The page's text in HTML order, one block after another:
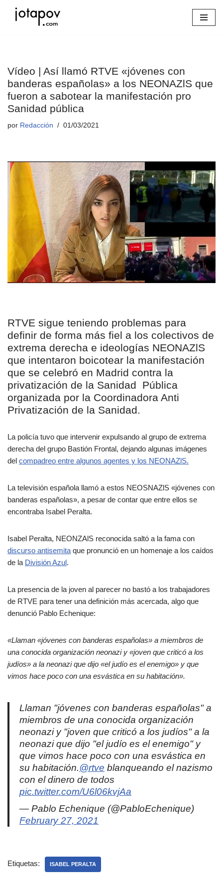
Vídeo | Así llamó RTVE «jóvenes con
banderas españolas» a los NEONAZlS que
fueron a sabotear la manifestación pro
Sanidad pública
por Redacción 01/03/2021
RTVE sigue teniendo problemas para
definir de forma más fiel a los colectivos de
extrema derecha e ideologías NEONAZlS
que intentaron boicotear la manifestación
que se celebró en Madrid contra la
privatización de la Sanidad Pública
organizada por la Coordinadora Anti
Privatización de la Sanidad.
La policía tuvo que intervenir expulsando al grupo de extrema
derecha del grupo Bastión Frontal, dejando algunas imágenes
del compadreo entre algunos agentes y los NEONAZlS.
La televisión española llamó a estos NEOSNAZlS «jóvenes con
banderas españolas», a pesar de contar que entre ellos se
encontraba Isabel Peralta.
Isabel Peralta, NEONZAlS reconocida saltó a la fama con
discurso antisemita que pronunció en un homenaje a los caídos
de la División Azul.
La presencia de la joven al parecer no bastó a los trabajadores
de RTVE para tener una definición más acercada, algo que
denunció Pablo Echenique:
«Llaman «jóvenes con banderas españolas» a miembros de
una conocida organización neonazi y «joven que criticó a los
judíos» a la neonazi que dijo «el judío es el enemigo» y que
vimos hace poco con una esvástica en su habitación».
Llaman "jóvenes con banderas españolas" a
miembros de una conocida organización
neonazi y "joven que criticó a los judíos" a la
neonazi que dijo "el judío es el enemigo" y
que vimos hace poco con una esvástica en
su habitación.@rtve blanqueando el nazismo
con el dinero de todos
pic.twitter.com/U6l06kvjAa
— Pablo Echenique (@PabloEchenique)
February 27, 2021
Etiquetas: ISABEL PERALTA